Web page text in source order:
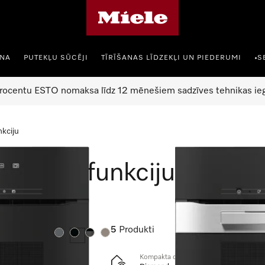
PUTEKĻU SŪCĒJI TĪRĪŠANAS LĪDZEKĻI UN PIEDERUMI •
ESTO nomaksa līdz 12 mēnešiem sadzīves tehnikas
funkciju
5 Produkti
Krāsa:Krāsa:Krāsa:Krāsa:
Kompakta cepeškrāsns ar mikroviļņu